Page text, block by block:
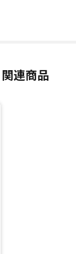
関連商品